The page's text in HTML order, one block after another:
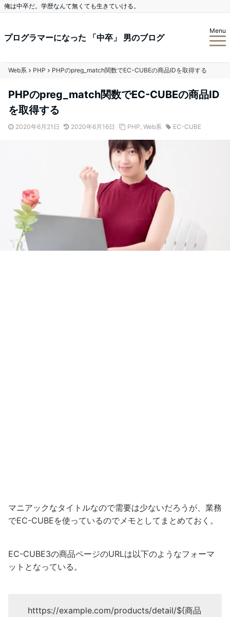
俺は中卒だ。学歴なんて無くても生きていける。
プログラマーになった 「中卒」 男のブログ
Menu
Web系 PHP PHPのpreg_match関数でEC-CUBEの商品IDを取得する
PHPのpreg_match関数でEC-CUBEの商品ID
を取得する
2020年6月21日 2020年6月16日 PHP, Web系 EC-CUBE
マニアックなタイトルなので需要は少ないだろうが、業務
でEC-CUBEを使っているのでメモとしてまとめておく。
EC-CUBE3の商品ページのURLは以下のようなフォーマ
ットとなっている。
htttps://example.com/products/detail/${商品